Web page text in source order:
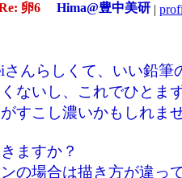
卵6 Hima@豊中美研 |
さんらしくて、いい鉛筆
ないし、これでひとま
すこし濃いかもしれま
ますか？
の場合は描き方が違っ